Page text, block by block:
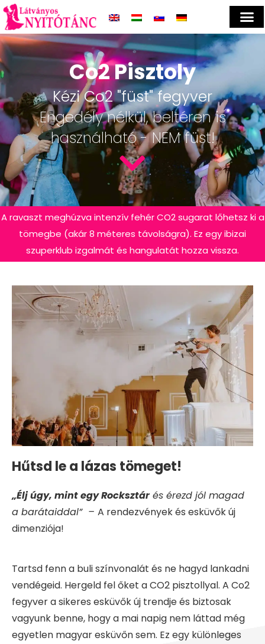
Co2 Pisztoly
Kézi Co2 "füst" fegyver
Engedély nélkül, beltéren is
használható - NEM füst!
A ravaszt meghúzva intenzív fehér CO2 sugarat lőhetsz ki a
tömegbe (akár 8 méteres távolságra). Ez egy ibizai
szuperklub izgalmát és hangulatát hozza vissza.
Hűtsd le a lázas tömeget!
„Élj úgy, mint egy Rocksztárés érezd jól magad
a barátaiddal” – A rendezvények és esküvők új
dimenziója!
Tartsd fenn a buli színvonalát és ne hagyd lankadni
vendégeid. Hergeld fel őket a CO2 pisztollyal. A Co2
fegyver a sikeres esküvők új trendje és biztosak
vagyunk benne, hogy a mai napig nem láttad még
egyetlen magyar esküvőn sem. Ez egy különleges